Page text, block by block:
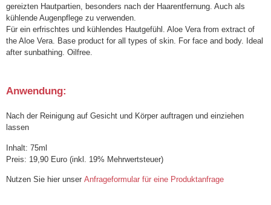
gereizten Hautpartien, besonders nach der Haarentfernung. Auch als
kühlende Augenpflege zu verwenden.
Für ein erfrischtes und kühlendes Hautgefühl. Aloe Vera from extract of
the Aloe Vera. Base product for all types of skin. For face and body. Ideal
after sunbathing. Oilfree.
Anwendung:
Nach der Reinigung auf Gesicht und Körper auftragen und einziehen
lassen
Inhalt: 75ml
Preis: 19,90 Euro (inkl. 19% Mehrwertsteuer)
Nutzen Sie hier unser Anfrageformular für eine Produktanfrage